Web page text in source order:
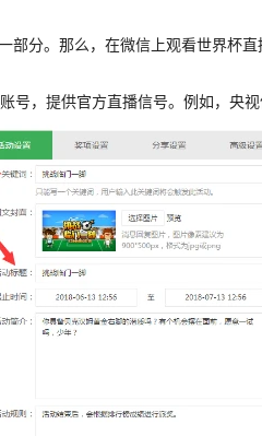
部分。那么，在微信上观看世界杯
，提供官方直播信号。例如，央视